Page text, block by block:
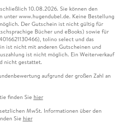
10.08.2026. Sie können den
unter www.hugendubel.de. Keine Bestellung
Der Gutschein ist nicht gültig für
Bücher und eBooks) sowie für
tolino select und das
ist nicht mit anderen Gutscheinen und
ist nicht möglich. Ein Weiterverkauf
nicht gestattet.
aufgrund der großen Zahl an
finden Sie hier
MwSt. Informationen über den
Sie hier